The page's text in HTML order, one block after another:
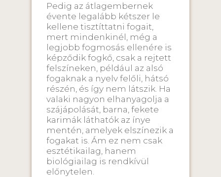
Pedig az átlagembernek
évente legalább kétszer le
kellene tisztíttatni fogait,
mert mindenkinél, még a
legjobb fogmosás ellenére is
képződik fogkő, csak a rejtett
felszíneken, például az alsó
fogaknak a nyelv felőli, hátsó
részén, és így nem látszik. Ha
valaki nagyon elhanyagolja a
szájápolását, barna, fekete
karimák láthatók az ínye
mentén, amelyek elszínezik a
fogakat is. Ám ez nem csak
esztétikailag, hanem
biológiailag is rendkívül
előnytelen.